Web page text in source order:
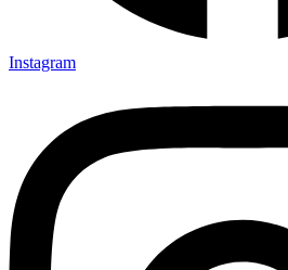
Instagram